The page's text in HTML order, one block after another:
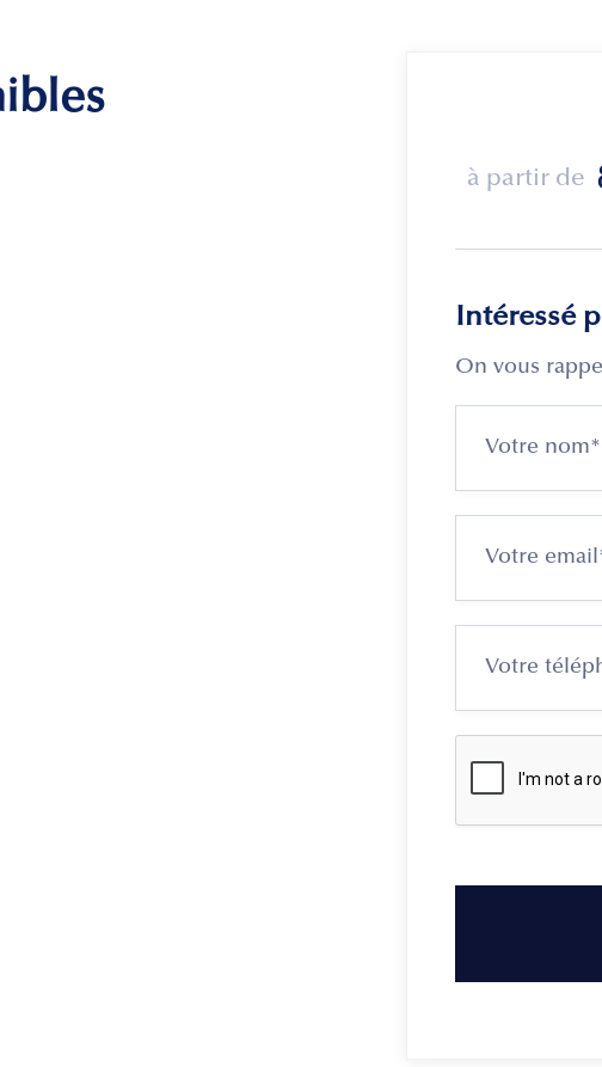
à partir de
Intéressé
On vous